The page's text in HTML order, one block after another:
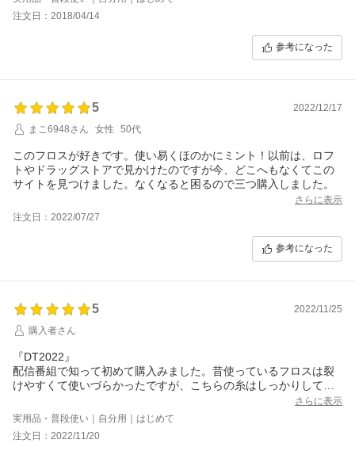
注文日：2018/04/14
参考になった
5
2022/12/17
まこ6948さん
女性 50代
このフロスが好きです。使い易くほのかにミント！以前は、ロフ
トやドラッグストアで見かけたのですが今、どこへもなくてこの
サイトを見つけました。なくなると困るので三つ購入しました。
さらに表示
注文日：2022/07/27
参考になった
5
2022/11/25
購入者さん
『DT2022』
配信番組で知って初めて購入みました。昔使っているフロスは裂
けやすくて使いづらかったですが、こちらの糸はしっかりしてて
使いやすかったです！使い切ったらリピートしたいと思います。
さらに表示
実用品・普段使い｜自分用｜はじめて
注文日：2022/11/20